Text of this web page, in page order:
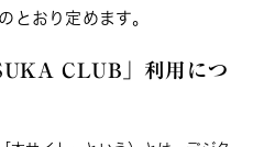
とおり定めます。
CLUB」利用につ